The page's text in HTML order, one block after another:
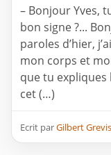
– Bonjour Yves,
bon signe ?...
paroles d’hier,
mon corps et
que tu expliques
cet (…)
Ecrit parGilbert